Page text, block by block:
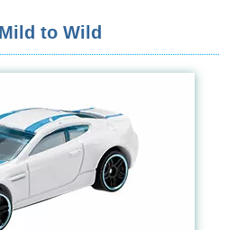
to Wild